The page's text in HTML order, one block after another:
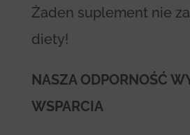
Żaden suplement nie
diety!
NASZA ODPORNOŚĆ
WSPARCIA